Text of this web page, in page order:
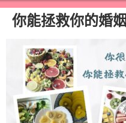
你能拯救你的婚姻